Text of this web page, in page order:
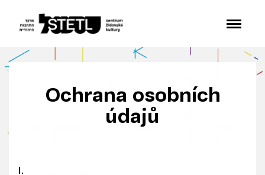
Ochrana osobních
údajů
I.
v
c
In